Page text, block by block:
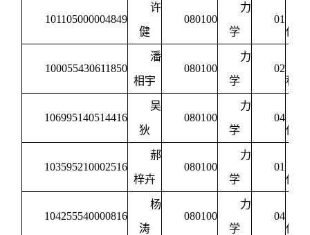
101105000004849
许
健
080100
力
学
01
体
100055430611850
潘
相宇
080100
力
学
02
程
106995140514416
吴
狄
080100
力
学
04
体
103595210002516
郝
梓卉
080100
力
学
01
体
104255540000816
杨
涛
080100
力
学
04
体